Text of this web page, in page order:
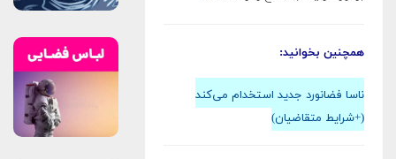
همچنین بخوانید:
ناسا فضانورد جدید استخدام می‌کند
(+شرایط متقاضیان)